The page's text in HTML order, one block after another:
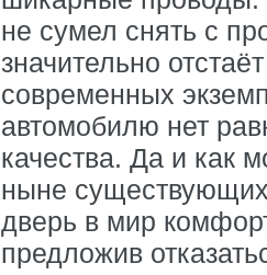
не сумел снять с
значительно
современных
автомобилю нет
качества. Да и как
ныне
дверь в мир
предложив